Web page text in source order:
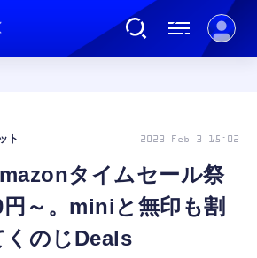
AI
ガジェット
タイムセール祭
円～。miniと無印も割
くのじDeals
ト 2023 Feb 3 15:02